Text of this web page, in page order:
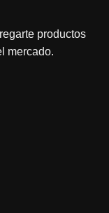
productos
mercado.